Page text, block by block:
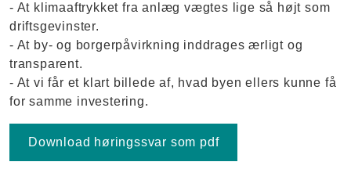
- At klimaaftrykket fra anlæg vægtes lige så højt som
driftsgevinster.
- At by- og borgerpåvirkning inddrages ærligt og
transparent.
- At vi får et klart billede af, hvad byen ellers kunne få
for samme investering.
Download høringssvar som pdf